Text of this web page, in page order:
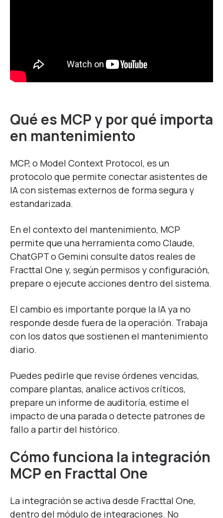
Qué es MCP y por qué importa
en mantenimiento
MCP, o Model Context Protocol, es un
protocolo que permite conectar asistentes de
IA con sistemas externos de forma segura y
estandarizada.
En el contexto del mantenimiento, MCP
permite que una herramienta como Claude,
ChatGPT o Gemini consulte datos reales de
Fracttal One y, según permisos y configuración,
prepare o ejecute acciones dentro del sistema.
El cambio es importante porque la IA ya no
responde desde fuera de la operación. Trabaja
con los datos que sostienen el mantenimiento
diario.
Puedes pedirle que revise órdenes vencidas,
compare plantas, analice activos críticos,
prepare un informe de auditoría, estime el
impacto de una parada o detecte patrones de
fallo a partir del histórico.
Cómo funciona la integración
MCP en Fracttal One
La integración se activa desde Fracttal One,
dentro del módulo de integraciones. No